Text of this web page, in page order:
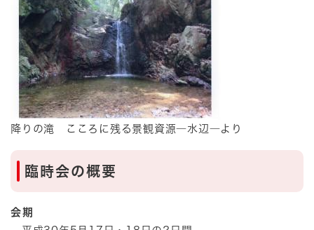
降りの滝 こころに残る景観資源―水辺―より
臨時会の概要
会期